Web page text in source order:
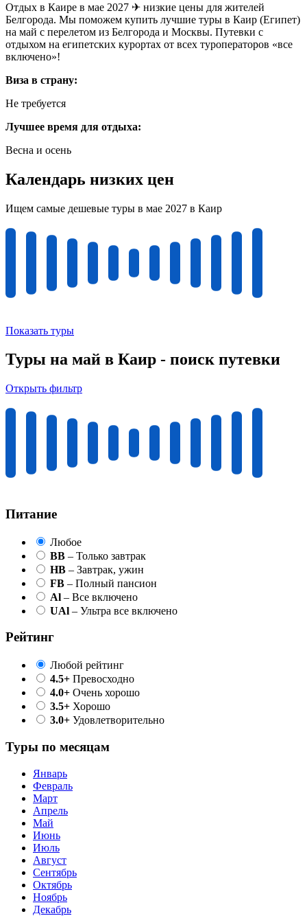
Отдых в Каире в мае 2027 ✈ низкие цены для жителей
Белгорода. Мы поможем купить лучшие туры в Каир (Египет)
на май с перелетом из Белгорода и Москвы. Путевки с
отдыхом на египетских курортах от всех туроператоров «все
включено»!
Виза в страну:
Не требуется
Лучшее время для отдыха:
Весна и осень
Календарь низких цен
Ищем самые дешевые туры в мае 2027 в Каир
Показать туры
Туры на май в Каир - поиск путевки
Открыть фильтр
Питание
Любое
BB – Только завтрак
HB – Завтрак, ужин
FB – Полный пансион
Al – Все включено
UAl – Ультра все включено
Рейтинг
Любой рейтинг
4.5+ Превосходно
4.0+ Очень хорошо
3.5+ Хорошо
3.0+ Удовлетворительно
Туры по месяцам
Январь
Февраль
Март
Апрель
Май
Июнь
Июль
Август
Сентябрь
Октябрь
Ноябрь
Декабрь